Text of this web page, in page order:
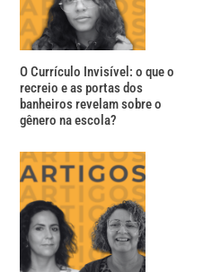
O Currículo Invisível: o que o
recreio e as portas dos
banheiros revelam sobre o
gênero na escola?